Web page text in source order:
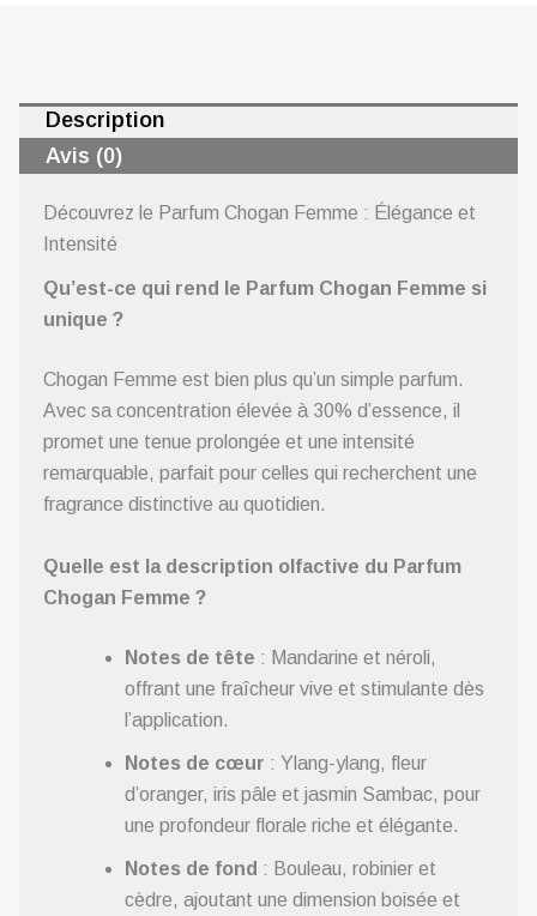
Description
Avis (0)
Découvrez le Parfum Chogan Femme : Élégance et
Intensité
Qu’est-ce qui rend le Parfum Chogan Femme si
unique ?
Chogan Femme est bien plus qu’un simple parfum.
Avec sa concentration élevée à 30% d’essence, il
promet une tenue prolongée et une intensité
remarquable, parfait pour celles qui recherchent une
fragrance distinctive au quotidien.
Quelle est la description olfactive du Parfum
Chogan Femme ?
Notes de tête : Mandarine et néroli,
offrant une fraîcheur vive et stimulante dès
l’application.
Notes de cœur : Ylang-ylang, fleur
d’oranger, iris pâle et jasmin Sambac, pour
une profondeur florale riche et élégante.
Notes de fond : Bouleau, robinier et
cèdre, ajoutant une dimension boisée et